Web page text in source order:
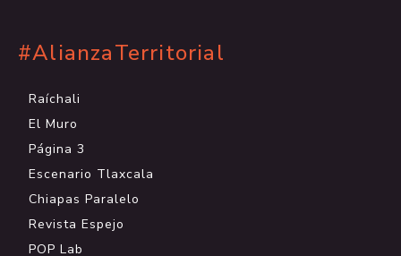
#AlianzaTerritorial
Raíchali
El Muro
Página 3
Escenario Tlaxcala
Chiapas Paralelo
Revista Espejo
POP Lab